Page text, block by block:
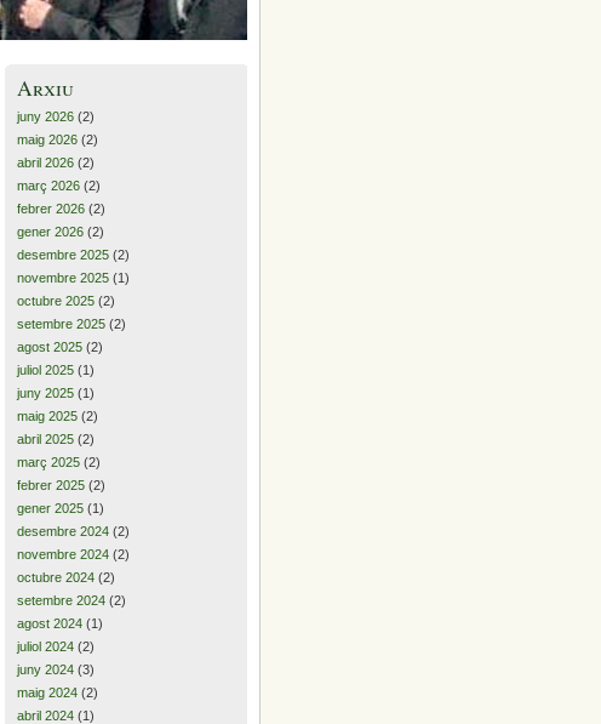
Arxiu
juny 2026 (2)
maig 2026 (2)
abril 2026 (2)
març 2026 (2)
febrer 2026 (2)
gener 2026 (2)
desembre 2025 (2)
novembre 2025 (1)
octubre 2025 (2)
setembre 2025 (2)
agost 2025 (2)
juliol 2025 (1)
juny 2025 (1)
maig 2025 (2)
abril 2025 (2)
març 2025 (2)
febrer 2025 (2)
gener 2025 (1)
desembre 2024 (2)
novembre 2024 (2)
octubre 2024 (2)
setembre 2024 (2)
agost 2024 (1)
juliol 2024 (2)
juny 2024 (3)
maig 2024 (2)
abril 2024 (1)